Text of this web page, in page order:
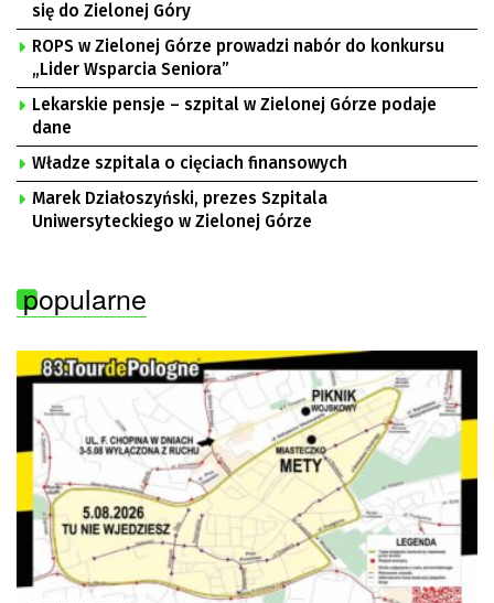
się do Zielonej Góry
ROPS w Zielonej Górze prowadzi nabór do konkursu
„Lider Wsparcia Seniora”
Lekarskie pensje – szpital w Zielonej Górze podaje
dane
Władze szpitala o cięciach finansowych
Marek Działoszyński, prezes Szpitala
Uniwersyteckiego w Zielonej Górze
popularne